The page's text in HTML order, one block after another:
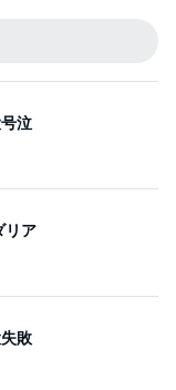
泣
リア
敗